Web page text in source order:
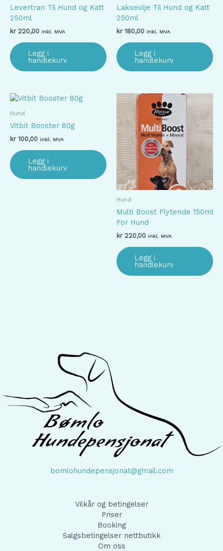
Levertran Til Hund og Katt
250ml
kr 220,00 inkl. MVA
Legg i
handlekurv
Lakseolje Til Hund og Katt
250ml
kr 180,00 inkl. MVA
Legg i
handlekurv
Hund
Vitbit Booster 80g
kr 100,00 inkl. MVA
Legg i
handlekurv
Hund
Multi Boost Flytende 150ml
For Hund
kr 220,00 inkl. MVA
Legg i
handlekurv
bomlohundepensjonat@gmail.com
Vilkår og betingelser
Priser
Booking
Salgsbetingelser nettbutikk
Om oss